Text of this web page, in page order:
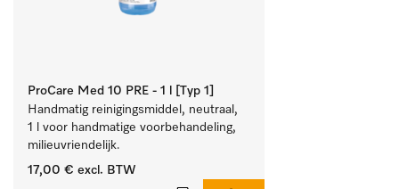
ProCare Med 10 PRE - 1 l [Typ 1]
Handmatig reinigingsmiddel, neutraal,
1 l voor handmatige voorbehandeling,
milieuvriendelijk.
17,00 € excl. BTW